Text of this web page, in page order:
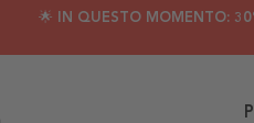
🌟 IN QUESTO MOMENTO: